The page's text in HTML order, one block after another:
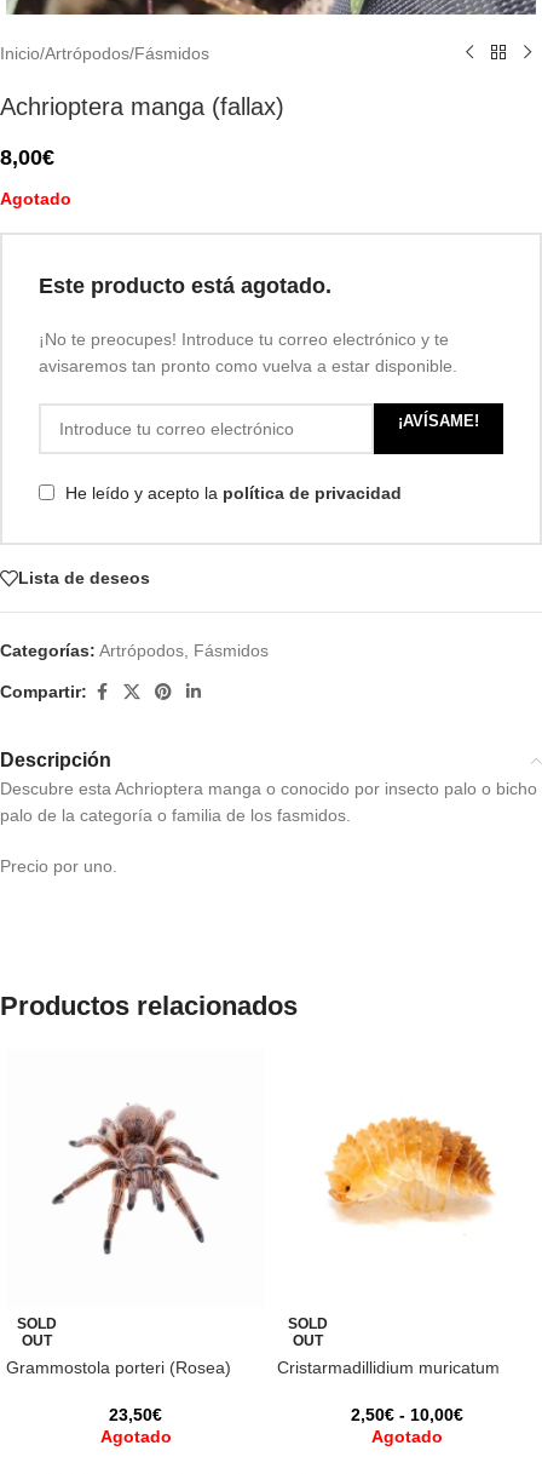
Inicio/Artrópodos/Fásmidos
Achrioptera manga (fallax)
8,00€
Agotado
Este producto está agotado.
¡No te preocupes! Introduce tu correo electrónico y te
avisaremos tan pronto como vuelva a estar disponible.
¡AVÍSAME!
He leído y acepto la política de privacidad
Lista de deseos
Categorías: Artrópodos Fásmidos
Compartir:
Descripción
Descubre esta Achrioptera manga o conocido por insecto palo o bicho
palo de la categoría o familia de los fasmidos.
Precio por uno.
Productos relacionados
SOLD
OUT
Grammostola porteri (Rosea)
23,50€
Agotado
SOLD
OUT
Cristarmadillidium muricatum
2,50€ - 10,00€
Agotado